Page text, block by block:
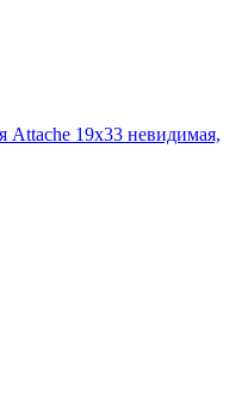
Attache 19x33 невидимая,